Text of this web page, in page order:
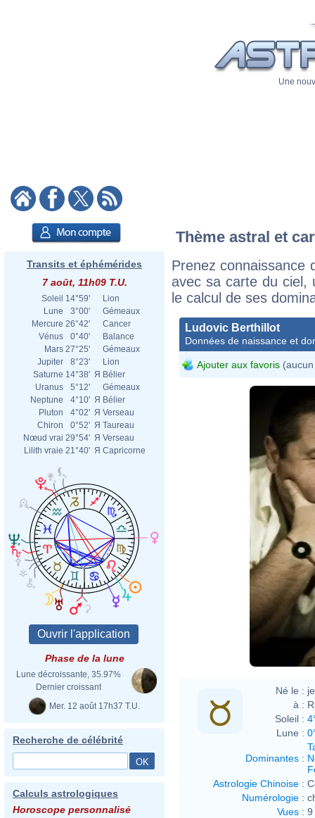
Une
Transits et éphémérides
7 août, 11h09 T.U.
Soleil 14°59'
Lion
Lune
3°00'
Gémeaux
Mercure 26°42'
Cancer
Vénus
0°40'
Balance
Mars 27°25'
Gémeaux
Jupiter
8°23'
Lion
Saturne 14°38' Я Bélier
Uranus
5°12'
Gémeaux
Neptune
4°10' Я Bélier
Pluton
4°02' Я Verseau
Chiron
0°52' Я Taureau
Nœud vrai 29°54' Я Verseau
Lilith vraie 21°40' Я Capricorne
Phase de la lune
Lune décroissante, 35.97%
Dernier croissant
Mer. 12 août 17h37 T.U.
Recherche de célébrité
Calculs astrologiques
Horoscope personnalisé
Thème astral et
Prenez connaissance
avec sa carte du ciel,
le calcul de ses
Ludovic Berthillot
Données de naissance et
Ajouter aux favoris
Né le :
à :
Soleil :
Lune :
Dominantes :
Astrologie Chinoise :
Numérologie :
Vues : 9